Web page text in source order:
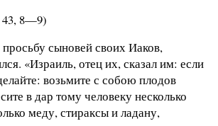
8—9)
сыновей своих Иаков,
«Израиль, отец их, сказал им: если
возьмите с собою плодов
в дар тому человеку несколько
меду, стираксы и ладану,